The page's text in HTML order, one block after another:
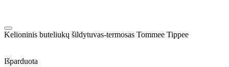
Kelioninis buteliukų šildytuvas-termosas Tommee Tippee
Išparduota